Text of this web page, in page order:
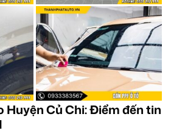
Huyện Củ Chi: Điểm đến tin